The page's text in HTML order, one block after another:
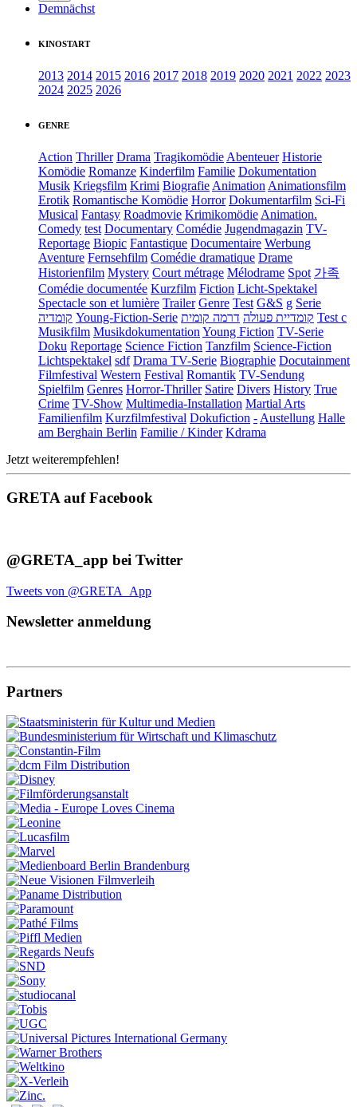
Demnächst
KINOSTART
2013 2014 2015 2016 2017 2018 2019 2020 2021 2022 2023
2024 2025 2026
GENRE
Action Thriller Drama Tragikomödie Abenteuer Historie
Komödie Romanze Kinderfilm Familie Dokumentation
Musik Kriegsfilm Krimi Biografie Animation Animationsfilm
Erotik Romantische Komödie Horror Dokumentarfilm Sci-Fi
Musical Fantasy Roadmovie Krimikomödie Animation.
Comedy test Documentary Comédie Jugendmagazin TV-
Reportage Biopic Fantastique Documentaire Werbung
Aventure Fernsehfilm Comédie dramatique Drame
Historienfilm Mystery Court métrage Mélodrame Spot 가족
Comédie documentée Kurzfilm Fiction Licht-Spektakel
Spectacle son et lumière Trailer Genre Test G&S g Serie
קומדיה Young-Fiction-Serie קומדיית פעולה דרמה קומית
Test c
Musikfilm Musikdokumentation Young Fiction TV-Serie
Doku Reportage Science Fiction Tanzfilm Science-Fiction
Lichtspektakel sdf Drama TV-Serie Biographie Docutainment
Filmfestival Western Festival Romantik TV-Sendung
Spielfilm Genres Horror-Thriller Satire Divers History True
Crime TV-Show Multimedia-Installation Martial Arts
Familienfilm Kurzfilmfestival Dokufiction - Austellung Halle
am Berghain Berlin Familie / Kinder Kdrama
Jetzt weiterempfehlen!
GRETA auf Facebook
@GRETA_app bei Twitter
Tweets von @GRETA_App
Newsletter anmeldung
Partners